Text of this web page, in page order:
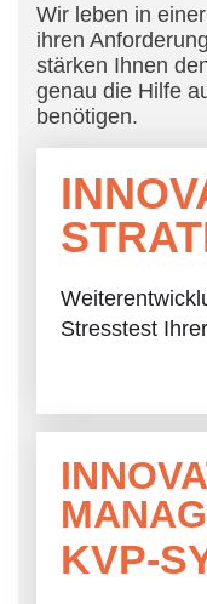
Wir leben in
ihren
stärken Ihnen
genau die Hilfe
benötigen.
Stresstest
KVP-